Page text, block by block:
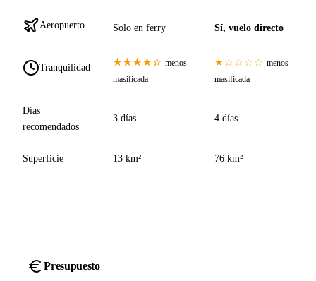
Aeropuerto Solo en ferry Sí, vuelo directo
Tranquilidad ★★★★☆ menos
masificada
★☆☆☆☆ menos
masificada
Días
recomendados
3 días 4 días
Superficie 13 km² 76 km²
Presupuesto